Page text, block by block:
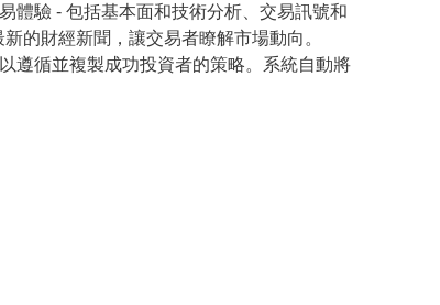
體驗 - 包括基本面和技術分析、交易訊號和
的財經新聞，讓交易者瞭解市場動向。
遵循並複製成功投資者的策略。系統自動將